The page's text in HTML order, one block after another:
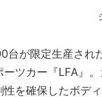
台が限定生産され
ーツカー『LFA』
を確保したボデ